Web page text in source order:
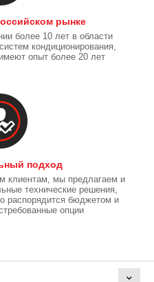
рынке
более 10 лет в области
кондиционирования,
опыт более 20 лет
подход
клиентам, мы предлагаем и
технические решения,
распорядится бюджетом и
опции